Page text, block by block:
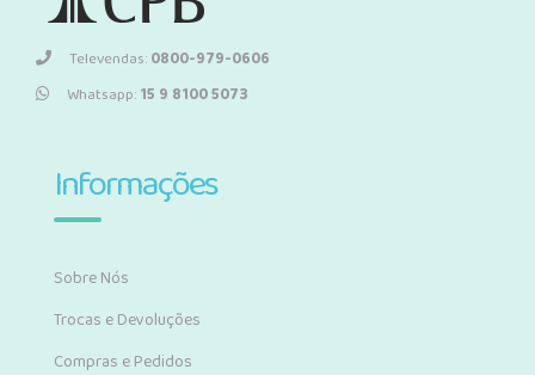
Televendas:0800-979-0606
Whatsapp:15 9 8100 5073
Informações
Sobre Nós
Trocas e Devoluções
Compras e Pedidos